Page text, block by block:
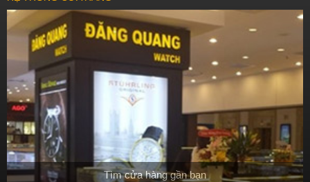
Tìm cửa hàng gần bạn